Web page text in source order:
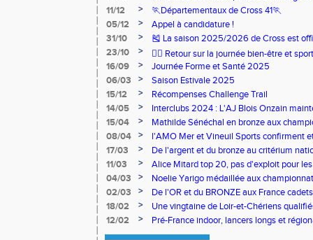
11/12
>
🏃Départementaux de Cross 41🏃
05/12
>
Appel à candidature !
31/10
>
🎽 La saison 2025/2026 de Cross est
23/10
>
🧘‍♀️ Retour sur la journée bien-être et
16/09
>
Journée Forme et Santé 2025
06/03
>
Saison Estivale 2025
15/12
>
Récompenses Challenge Trail
14/05
>
Interclubs 2024 : L'AJ Blois Onzain
Romorantin en N2B
15/04 >
Mathilde Sénéchal en bronze aux
08/04
>
l'AMO Mer et Vineuil Sports confirment
benjamins
17/03 >
De l'argent et du bronze au critérium
11/03
>
Alice Mitard top 20, pas d'exploit pour
04/03
>
Noelie Yarigo médaillée aux
02/03
>
De l'OR et du BRONZE aux France
18/02
>
Une vingtaine de Loir-et-Chériens
12/02
> Pré-France indoor, lancers longs et